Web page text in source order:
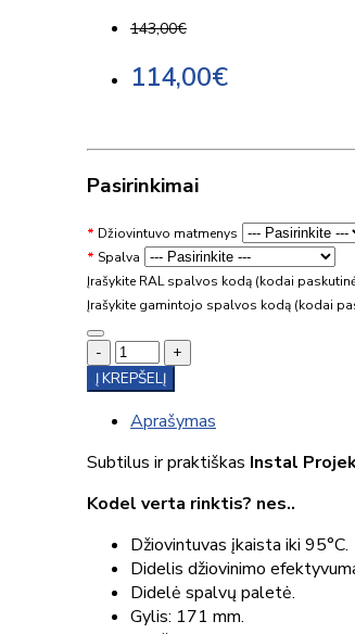
143,00€
114,00€
Pasirinkimai
Džiovintuvo matmenys
Spalva
Įrašykite RAL spalvos kodą (kodai
Įrašykite gamintojo spalvos kodą (kodai
-
+
Į KREPŠELĮ
Aprašymas
Subtilus ir praktiškas Instal
Kodel verta rinktis? nes..
Džiovintuvas įkaista iki 95°C.
Didelis džiovinimo
Didelė spalvų paletė.
Gylis: 171 mm.